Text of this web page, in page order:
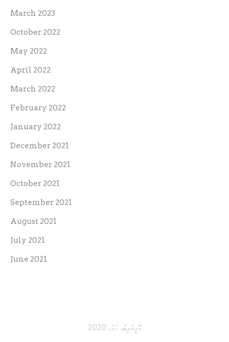
March 2023
October 2022
May 2022
April 2022
March 2022
February 2022
January 2022
December 2021
November 2021
October 2021
September 2021
August 2021
July 2021
June 2021
ކޮޕީރައިޓް، ހަމަ، 2020